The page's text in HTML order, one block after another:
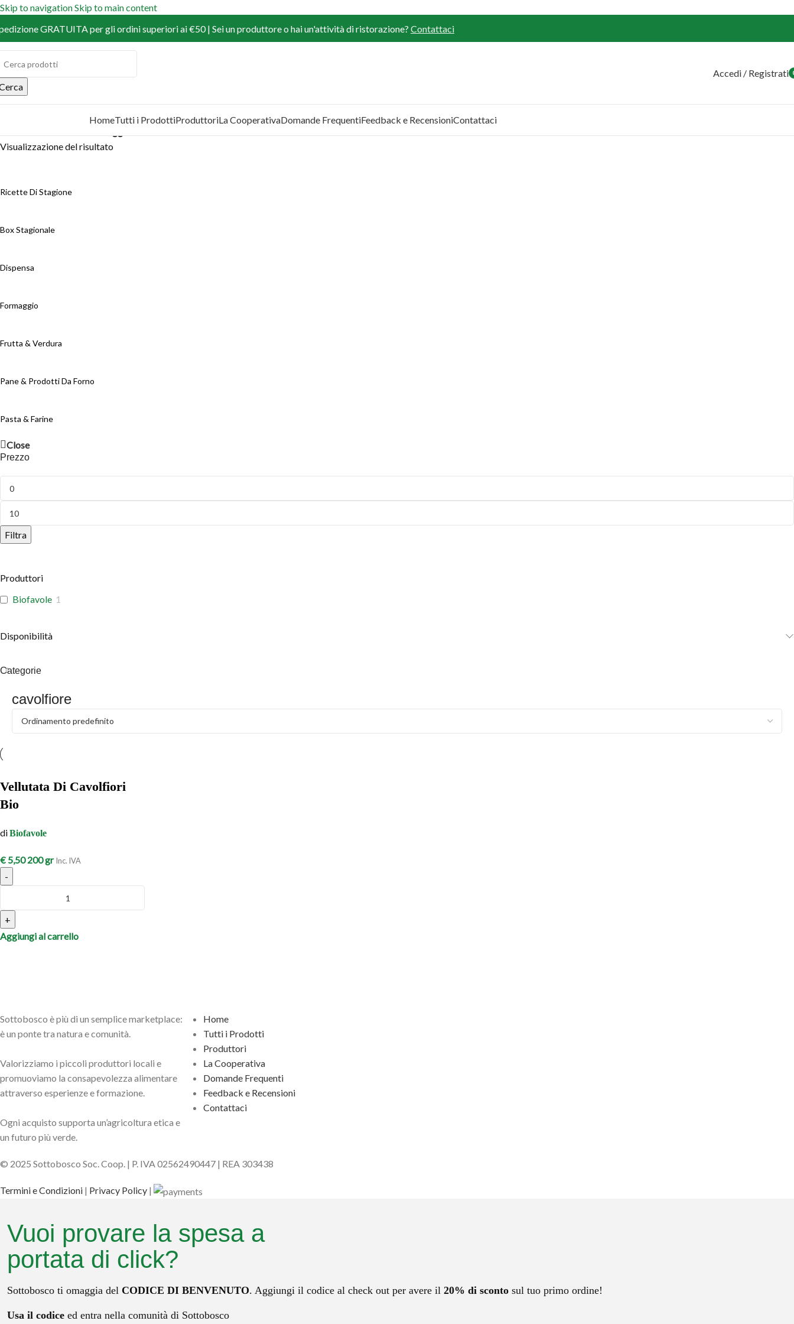
Skip to navigationSkip to main content
GRATUITA per gli ordini superiori ai €50 | Sei un produttore o hai un'attività di ristorazione? Contattaci
Accedi / Registrati
HomeTutti i ProdottiProduttoriLa CooperativaDomande FrequentiFeedback e RecensioniContattaci
Visualizzazione del risultato
Ricette Di Stagione
Box Stagionale
Dispensa
Formaggio
Frutta & Verdura
Pane & Prodotti Da Forno
Pasta & Farine
Close
Prezzo
Filtra
Produttori
Biofavole 1
Disponibilità
Categorie
cavolfiore
Vellutata Di Cavolfiori
Bio
diBiofavole
€5,50 200 gr Inc. IVA
-
+
Aggiungi al carrello
Sottobosco è più di un semplice marketplace:
è un ponte tra natura e comunità.
Valorizziamo i piccoli produttori locali e
promuoviamo la consapevolezza alimentare
attraverso esperienze e formazione.
Ogni acquisto supporta un’agricoltura etica e
un futuro più verde.
Home
Tutti i Prodotti
Produttori
La Cooperativa
Domande Frequenti
Feedback e Recensioni
Contattaci
© 2025 Sottobosco Soc. Coop. | P. IVA 02562490447 | REA 303438
Termini e Condizioni | Privacy Policy |
Vuoi provare la spesa a
portata di click?
Sottobosco ti omaggia del CODICE DI BENVENUTO. Aggiungi il codice al check out per avere il 20% di sconto sul tuo primo ordine!
Usa il codice ed entra nella comunità di Sottobosco